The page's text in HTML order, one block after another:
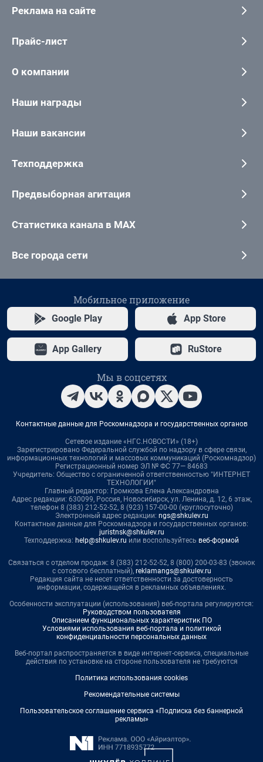
Реклама на сайте
Прайс-лист
О компании
Наши награды
Наши вакансии
Техподдержка
Предвыборная агитация
Статистика канала в MAX
Все города сети
Мобильное приложение
Google Play App Store
App Gallery RuStore
Мы в соцсетях
Контактные данные для Роскомнадзора и государственных органов
Сетевое издание «НГС.НОВОСТИ» (18+)
Зарегистрировано Федеральной службой по надзору в сфере связи,
информационных технологий и массовых коммуникаций (Роскомнадзор)
Регистрационный номер ЭЛ № ФС 77— 84683
Учредитель: Общество с ограниченной ответственностью "ИНТЕРНЕТ
ТЕХНОЛОГИИ"
Главный редактор: Громкова Елена Александровна
Адрес редакции: 630099, Россия, Новосибирск, ул. Ленина, д. 12, 6 этаж,
телефон 8 (383) 212-52-52, 8 (923) 157-00-00 (круглосуточно)
Электронный адрес редакции: ngs@shkulev.ru
Контактные данные для Роскомнадзора и государственных органов:
juristnsk@shkulev.ru
Техподдержка: help@shkulev.ru или воспользуйтесь веб-формой
Связаться с отделом продаж: 8 (383) 212-52-52, 8 (800) 200-03-83 (звонок
с сотового бесплатный), reklamangs@shkulev.ru
Редакция сайта не несет ответственности за достоверность
информации, содержащейся в рекламных объявлениях.
Особенности эксплуатации (использования) веб-портала регулируются:
Руководством пользователя
Описанием функциональных характеристик ПО
Условиями использования веб-портала и политикой
конфиденциальности персональных данных
Веб-портал распространяется в виде интернет-сервиса, специальные
действия по установке на стороне пользователя не требуются
Политика использования cookies
Рекомендательные системы
Пользовательское соглашение сервиса «Подписка без баннерной
рекламы»